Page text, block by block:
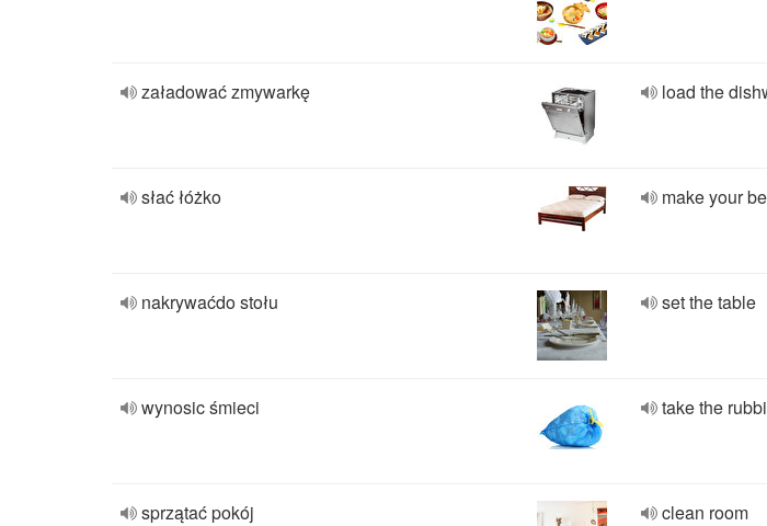
załadować zmywarkę load the
słać łóżko make your
nakrywaćdo stołu set the table
wynosic śmieci take the
sprzątać pokój clean room